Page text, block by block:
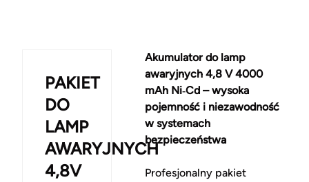
PAKIET
DO
LAMP
AWARYJNYCH
4,8V
Akumulator do lamp
awaryjnych 4,8 V 4000
mAh Ni‑Cd – wysoka
pojemność i niezawodność
w systemach
bezpieczeństwa
Profesjonalny pakiet